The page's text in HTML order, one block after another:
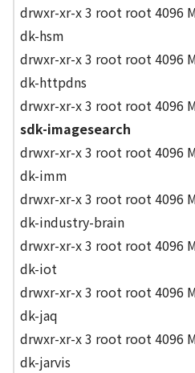
drwxr-xr-x 3 root root 4096
dk-hsm
drwxr-xr-x 3 root root 4096
dk-httpdns
drwxr-xr-x 3 root root 4096
sdk-imagesearch
drwxr-xr-x 3 root root 4096
dk-imm
drwxr-xr-x 3 root root 4096
dk-industry-brain
drwxr-xr-x 3 root root 4096
dk-iot
drwxr-xr-x 3 root root 4096
dk-jaq
drwxr-xr-x 3 root root 4096
dk-jarvis